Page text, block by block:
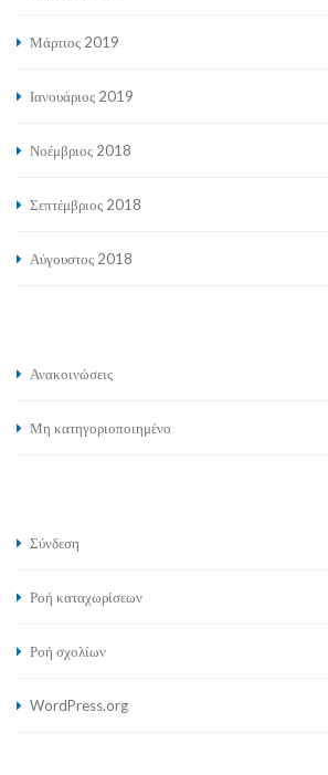
Μάρτιος 2019
Ιανουάριος 2019
Νοέμβριος 2018
Σεπτέμβριος 2018
Αύγουστος 2018
Ανακοινώσεις
Μη κατηγοριοποιημένο
Σύνδεση
Ροή καταχωρίσεων
Ροή σχολίων
WordPress.org